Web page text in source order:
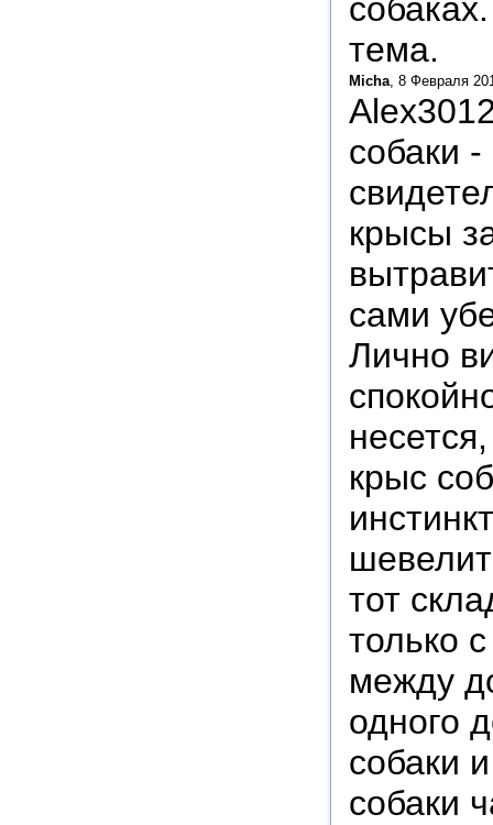
тема.
Micha , 8 Февраля
собаки
крысы
сами
Лично
крыс
тот
только
между
одного
собаки
собаки